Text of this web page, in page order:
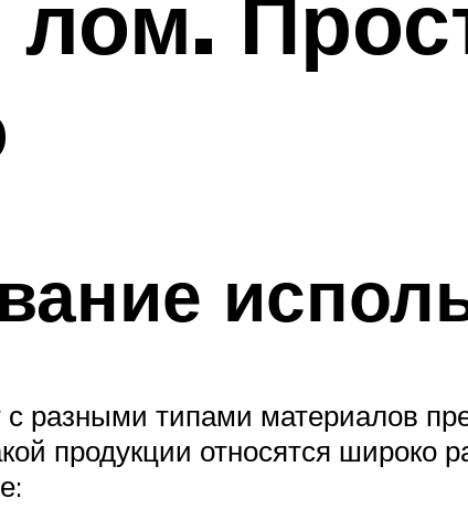
разными типами материалов
продукции относятся широко